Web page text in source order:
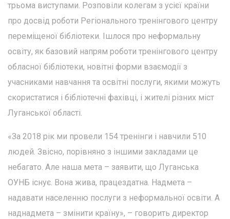
трьома виступами. Розповіли колегам з усієї країни
про досвід роботи Регіонального тренінгового центру
переміщеної бібліотеки. Ішлося про неформальну
освіту, як базовий напрям роботи тренінгового центру
обласної бібліотеки, новітні форми взаємодії з
учасниками навчання та освітні послуги, якими можуть
скористатися і бібліотечні фахівці, і жителі різних міст
Луганської області.
«За 2018 рік ми провели 154 тренінги і навчили 510
людей. Звісно, порівняно з іншими закладами це
небагато. Але наша мета – заявити, що Луганська
ОУНБ існує. Вона жива, працездатна. Надмета –
надавати населенню послуги з неформальної освіти. А
наднадмета – змінити країну», – говорить директор